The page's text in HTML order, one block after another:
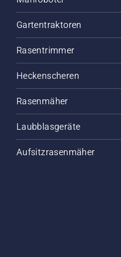
Gartentraktoren
Rasentrimmer
Heckenscheren
Rasenmäher
Laubblasgeräte
Aufsitzrasenmäher